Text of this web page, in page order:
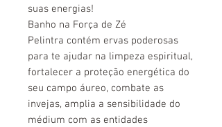
suas energias!
Banho na Força de Zé
Pelintra contém ervas poderosas
para te ajudar na limpeza espiritual,
fortalecer a proteção energética do
seu campo áureo, combate as
invejas, amplia a sensibilidade do
médium com as entidades